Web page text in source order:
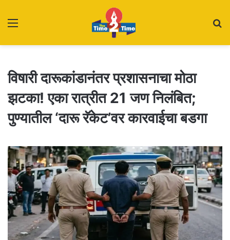
विषारी दारूकांडानंतर प्रशासनाचा मोठा
झटका! एका रात्रीत 21 जण निलंबित;
पुण्यातील ‘दारू रॅकेट’वर कारवाईचा बडगा